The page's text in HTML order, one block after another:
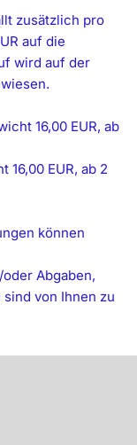
zusätzlich pro
auf die
wird auf der
16,00 EUR, ab
16,00 EUR, ab 2
können
Abgaben,
von Ihnen zu